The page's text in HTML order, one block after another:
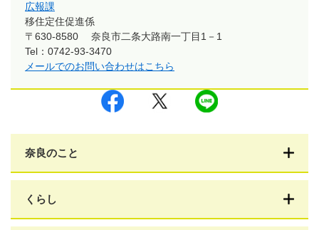
広報課
移住定住促進係
〒630-8580
奈良市二条大路南一丁目1－1
Tel：0742-93-3470
メールでのお問い合わせはこちら
シ
ェ
ア
る
ツ
イ
す
L
I
で
奈良のこと
くらし